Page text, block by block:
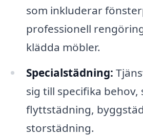
som inkluderar
professionell
klädda möbler.
Specialstädning:
sig till specifika behov,
flyttstädning,
storstädning.